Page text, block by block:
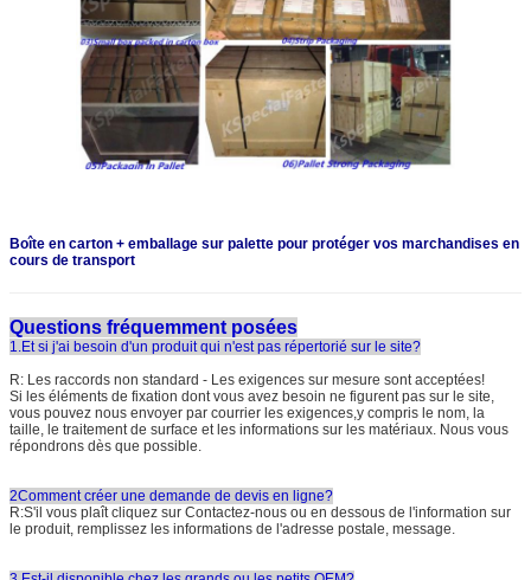
Boîte en carton + emballage sur palette pour protéger vos marchandises en
cours de transport
Questions fréquemment posées
1.Et si j'ai besoin d'un produit qui n'est pas répertorié sur le site?
R: Les raccords non standard - Les exigences sur mesure sont acceptées!
Si les éléments de fixation dont vous avez besoin ne figurent pas sur le site,
vous pouvez nous envoyer par courrier les exigences,y compris le nom, la
taille, le traitement de surface et les informations sur les matériaux. Nous vous
répondrons dès que possible.
2Comment créer une demande de devis en ligne?
R:S'il vous plaît cliquez sur Contactez-nous ou en dessous de l'information sur
le produit, remplissez les informations de l'adresse postale, message.